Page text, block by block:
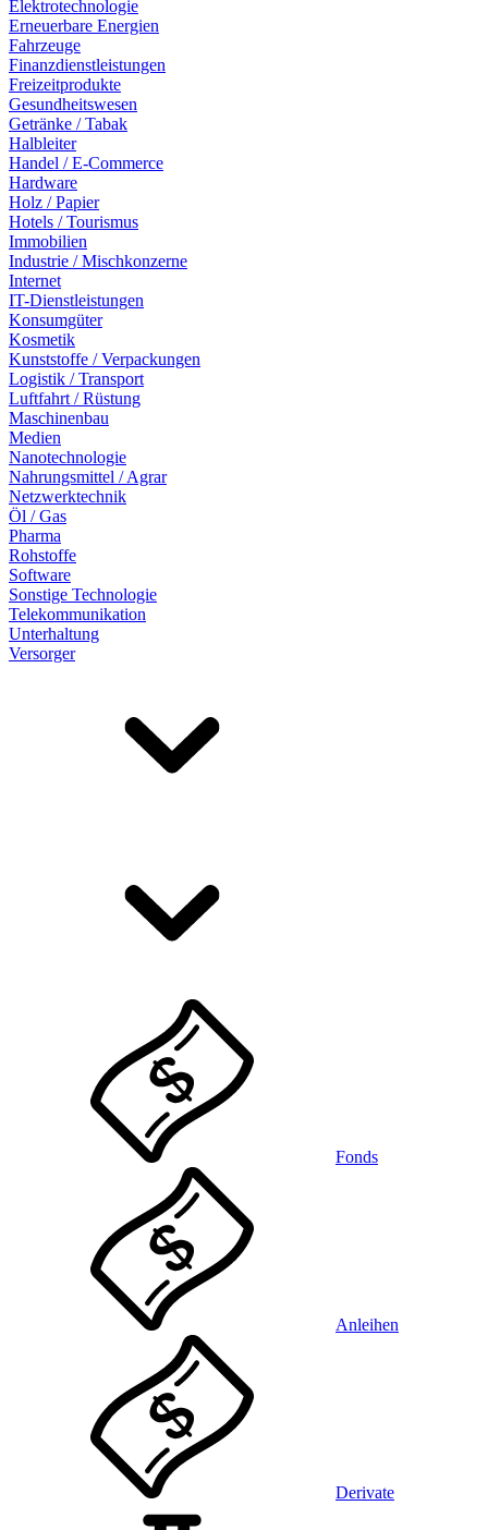
Elektrotechnologie
Erneuerbare Energien
Fahrzeuge
Finanzdienstleistungen
Freizeitprodukte
Gesundheitswesen
Getränke / Tabak
Halbleiter
Handel / E-Commerce
Hardware
Holz / Papier
Hotels / Tourismus
Immobilien
Industrie / Mischkonzerne
Internet
IT-Dienstleistungen
Konsumgüter
Kosmetik
Kunststoffe / Verpackungen
Logistik / Transport
Luftfahrt / Rüstung
Maschinenbau
Medien
Nanotechnologie
Nahrungsmittel / Agrar
Netzwerktechnik
Öl / Gas
Pharma
Rohstoffe
Software
Sonstige Technologie
Telekommunikation
Unterhaltung
Versorger
Fonds
Anleihen
Derivate